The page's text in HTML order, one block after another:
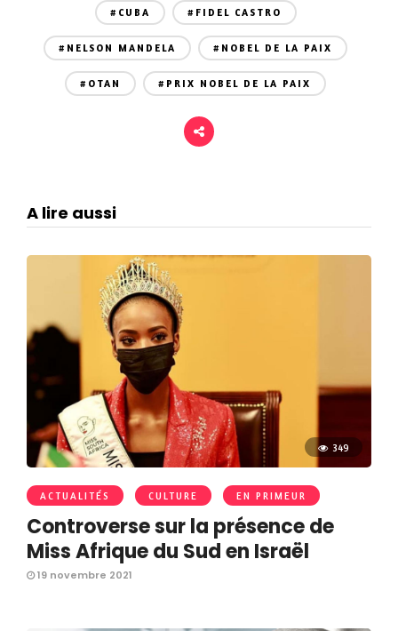
#CUBA #FIDEL CASTRO
#NELSON MANDELA #NOBEL DE LA PAIX
#OTAN #PRIX NOBEL DE LA PAIX
A lire aussi
349
ACTUALITÉS CULTURE EN PRIMEUR
Controverse sur la présence de
Miss Afrique du Sud en Israël
19 novembre 2021